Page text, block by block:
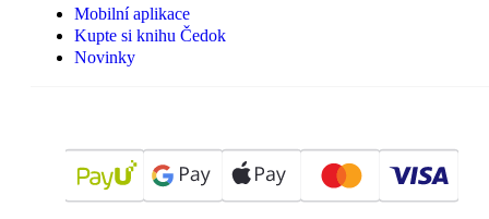
Mobilní aplikace
Kupte si knihu Čedok
Novinky